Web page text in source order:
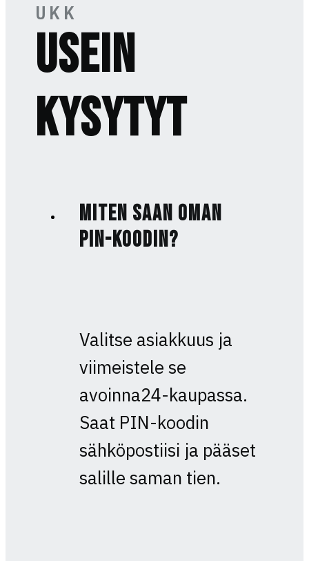
UKK
USEIN
KYSYTYT
Miten saan oman
PIN-koodin?
Valitse asiakkuus ja
viimeistele se
avoinna24-kaupassa.
Saat PIN-koodin
sähköpostiisi ja pääset
salille saman tien.